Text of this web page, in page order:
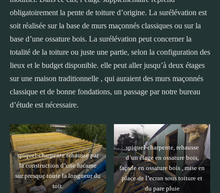
obligatoirement la pente de toiture d’origine. La surélévation est
soit réalisée sur la base de murs maçonnés classiques ou sur la
base d’une ossature bois. La surélévation peut concerner la
totalité de la toiture ou juste une partie, selon la configuration des
lieux et le budget disponible. elle peut aller jusqu’à deux étages
sur une maison traditionnelle , qui auraient des murs maçonnés
classique et de bonne fondations, un passage par notre bureau
d’étude est nécessaire.
spiquel-charpente rehausse par
la construction d’une lucarne
sur presque toute la longueur du
toit.
spiquel-charpente, rehausse
d’un étage en ossature bois,
façade en ossature bois , mise en
place de l’ecran sous toiture et
du pare pluie